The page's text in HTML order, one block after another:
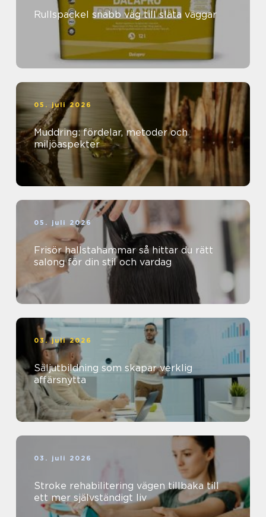
Rullspackel snabb väg till släta väggar
05. juli 2026
Muddring: fördelar, metoder och
miljöaspekter
05. juli 2026
Frisör hallstahammar så hittar du rätt
salong för din stil och vardag
03. juli 2026
Säljutbildning som skapar verklig
affärsnytta
03. juli 2026
Stroke rehabilitering vägen tillbaka till
ett mer självständigt liv